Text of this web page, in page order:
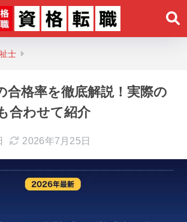
士
合格率を徹底解説！実際の
合わせて紹介
2026年7月25日